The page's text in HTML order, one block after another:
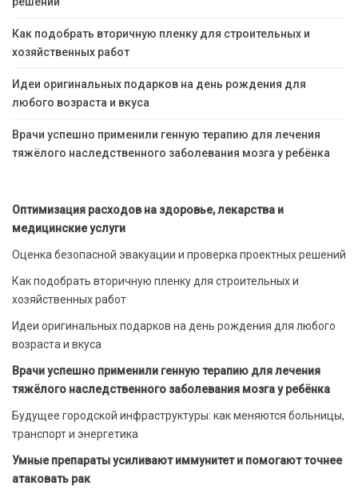
Как подобрать вторичную пленку для строительных и
хозяйственных работ
Идеи оригинальных подарков на день рождения для
любого возраста и вкуса
Врачи успешно применили генную терапию для лечения
тяжёлого наследственного заболевания мозга у ребёнка
Оптимизация расходов на здоровье, лекарства и
медицинские услуги
Оценка безопасной эвакуации и проверка проектных решений
Как подобрать вторичную пленку для строительных и
хозяйственных работ
Идеи оригинальных подарков на день рождения для любого
возраста и вкуса
Врачи успешно применили генную терапию для лечения
тяжёлого наследственного заболевания мозга у ребёнка
Будущее городской инфраструктуры: как меняются больницы,
транспорт и энергетика
Умные препараты усиливают иммунитет и помогают точнее
атаковать рак